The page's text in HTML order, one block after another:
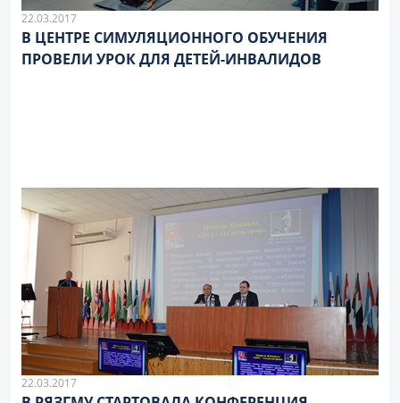
22.03.2017
В ЦЕНТРЕ СИМУЛЯЦИОННОГО ОБУЧЕНИЯ
ПРОВЕЛИ УРОК ДЛЯ ДЕТЕЙ-ИНВАЛИДОВ
22.03.2017